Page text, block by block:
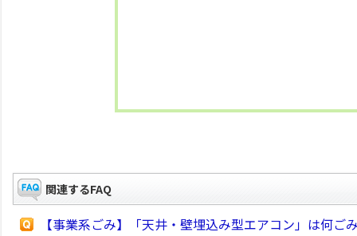
関連するFAQ
【事業系ごみ】「天井・壁埋込み型エアコン」は何ご